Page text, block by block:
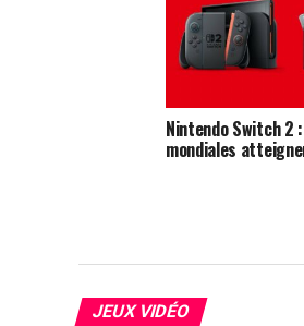
Nintendo Switch 2
mondiales
JEUX VIDÉO